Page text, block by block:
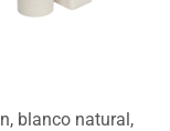
blanco natural,